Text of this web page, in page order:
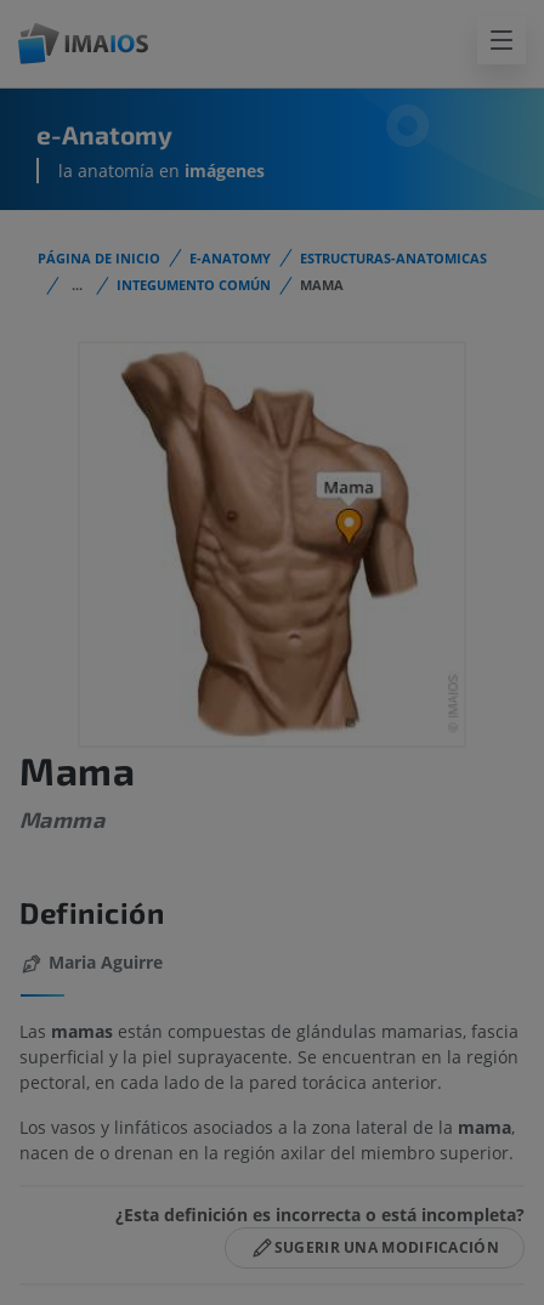
e-Anatomy
la anatomía en imágenes
PÁGINA DE INICIO E-ANATOMY
ESTRUCTURAS-ANATOMICAS
...
INTEGUMENTO COMÚN MAMA
Mama
Mamma
Definición
Maria Aguirre
Las mamas están compuestas de glándulas mamarias, fascia
superficial y la piel suprayacente. Se encuentran en la región
pectoral, en cada lado de la pared torácica anterior.
Los vasos y linfáticos asociados a la zona lateral de la mama,
nacen de o drenan en la región axilar del miembro superior.
¿Esta definición es incorrecta o está incompleta?
SUGERIR UNA MODIFICACIÓN